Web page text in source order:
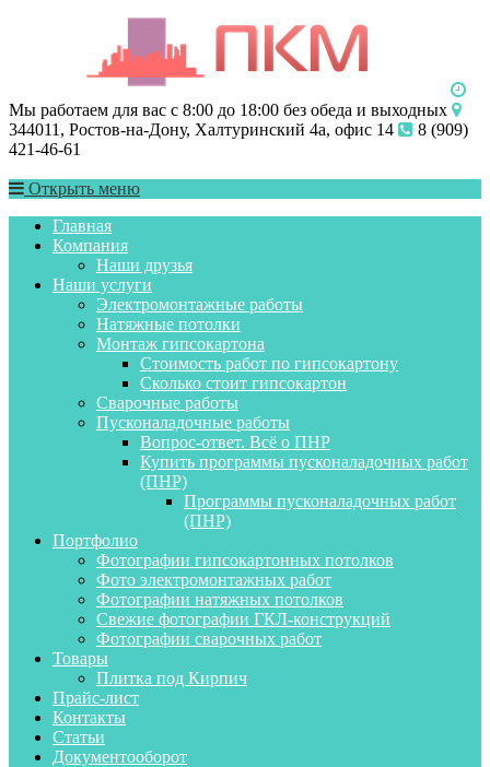
Мы работаем для вас с 8:00 до 18:00 без обеда и выходных
344011, Ростов-на-Дону, Халтуринский 4а, офис 14
8 (909)
421-46-61
Открыть меню
Главная
Компания
Наши друзья
Наши услуги
Электромонтажные работы
Натяжные потолки
Монтаж гипсокартона
Стоимость работ по гипсокартону
Сколько стоит гипсокартон
Сварочные работы
Пусконаладочные работы
Вопрос-ответ. Всё о ПНР
Купить программы пусконаладочных работ
(ПНР)
Программы пусконаладочных работ
(ПНР)
Портфолио
Фотографии гипсокартонных потолков
Фото электромонтажных работ
Фотографии натяжных потолков
Свежие фотографии ГКЛ-конструкций
Фотографии сварочных работ
Товары
Плитка под Кирпич
Прайс-лист
Контакты
Статьи
Документооборот